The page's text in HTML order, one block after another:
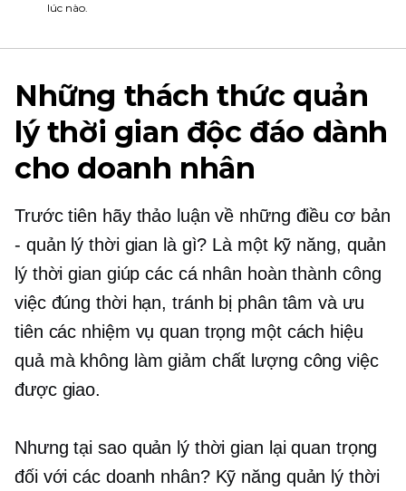
lúc nào.
Những thách thức quản
lý thời gian độc đáo dành
cho doanh nhân
Trước tiên hãy thảo luận về những điều cơ bản
- quản lý thời gian là gì? Là một kỹ năng, quản
lý thời gian giúp các cá nhân hoàn thành công
việc đúng thời hạn, tránh bị phân tâm và ưu
tiên các nhiệm vụ quan trọng một cách hiệu
quả mà không làm giảm chất lượng công việc
được giao.
Nhưng tại sao quản lý thời gian lại quan trọng
đối với các doanh nhân? Kỹ năng quản lý thời